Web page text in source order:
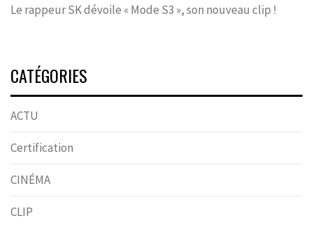
Le rappeur SK dévoile « Mode S3 », son nouveau clip !
CATÉGORIES
ACTU
Certification
CINÉMA
CLIP